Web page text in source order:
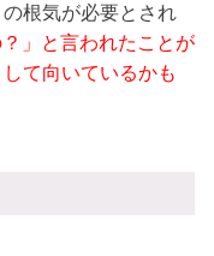
根気が必要とされ
」と言われたことが
て向いているかも